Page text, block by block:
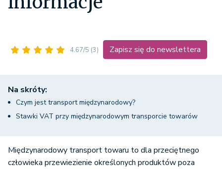
4.67/5 (3) Zapisz się do newslettera
Na skróty:
Czym jest transport międzynarodowy?
Stawki VAT przy międzynarodowym transporcie towarów
Międzynarodowy transport towaru to dla przeciętnego
człowieka przewiezienie określonych produktów poza